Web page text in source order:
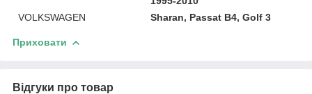
VOLKSWAGEN
Sharan, Passat B4, Golf 3
Приховати
Відгуки про товар